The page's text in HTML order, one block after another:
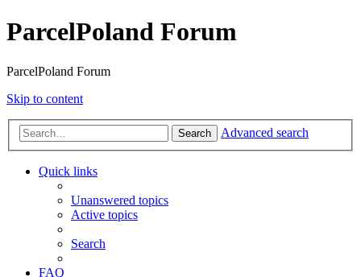
ParcelPoland Forum
ParcelPoland Forum
Skip to content
Search Advanced search
Quick links
Unanswered topics
Active topics
Search
FAQ